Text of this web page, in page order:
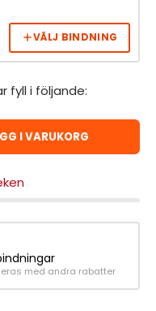
VÄLJ BINDNING
fyll i följande:
I VARUKORG
med andra rabatter